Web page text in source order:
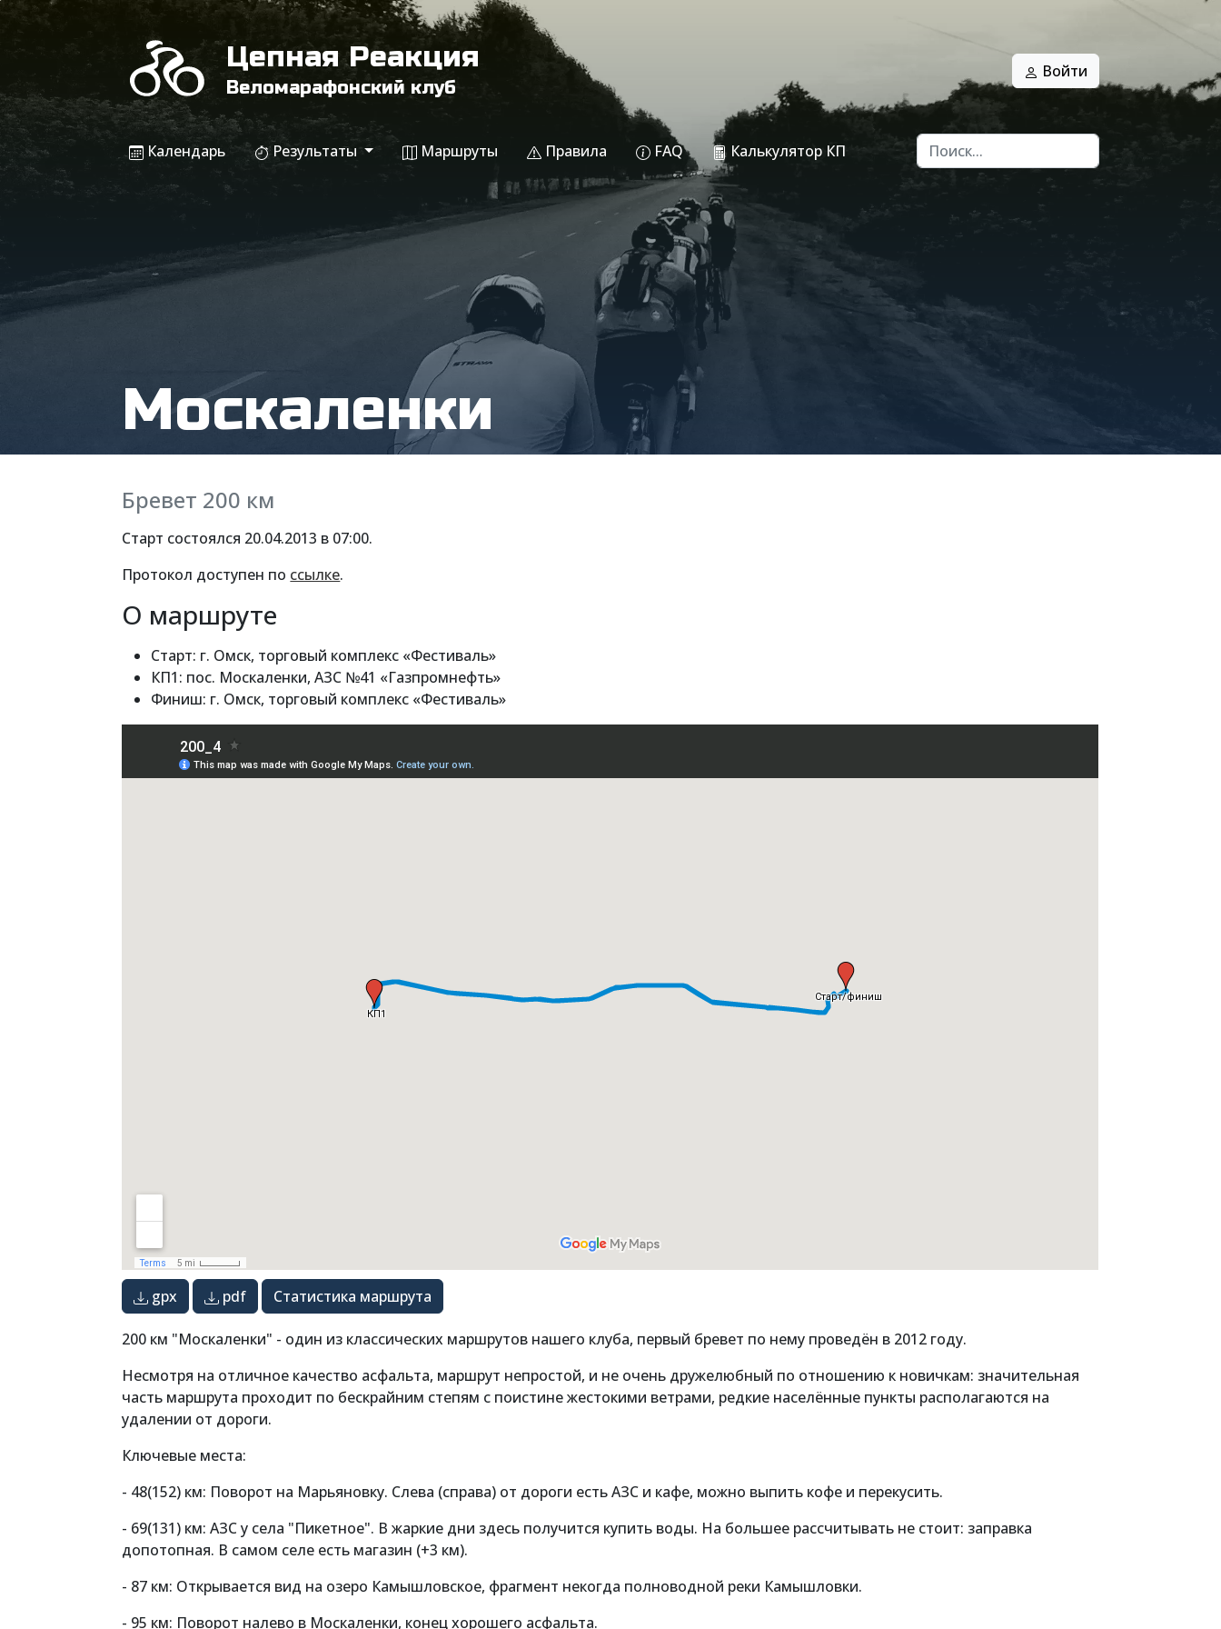
Цепная Реакция
Веломарафонский клуб
Войти
Календарь Результаты Маршруты Правила FAQ Калькулятор КП
Москаленки
Бревет 200 км
Старт состоялся 20.04.2013 в 07:00.
Протокол доступен по ссылке.
О маршруте
Старт: г. Омск, торговый комплекс «Фестиваль»
КП1: пос. Москаленки, АЗС №41 «Газпромнефть»
Финиш: г. Омск, торговый комплекс «Фестиваль»
gpx pdf Статистика маршрута
200 км "Москаленки" - один из классических маршрутов нашего клуба, первый бревет по нему проведён в 2012 году.
Несмотря на отличное качество асфальта, маршрут непростой, и не очень дружелюбный по отношению к новичкам: значительная
часть маршрута проходит по бескрайним степям с поистине жестокими ветрами, редкие населённые пункты располагаются на
удалении от дороги.
Ключевые места:
- 48(152) км: Поворот на Марьяновку. Слева (справа) от дороги есть АЗС и кафе, можно выпить кофе и перекусить.
- 69(131) км: АЗС у села "Пикетное". В жаркие дни здесь получится купить воды. На большее рассчитывать не стоит: заправка
допотопная. В самом селе есть магазин (+3 км).
- 87 км: Открывается вид на озеро Камышловское, фрагмент некогда полноводной реки Камышловки.
- 95 км: Поворот налево в Москаленки, конец хорошего асфальта.